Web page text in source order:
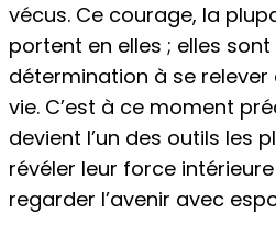
vécus. Ce courage, la
portent en elles ; elles
détermination à se
vie. C’est à ce moment
devient l’un des outils les
révéler leur force
regarder l’avenir avec